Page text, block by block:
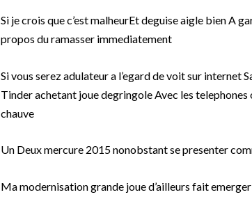
Si je crois que c’est malheurEt deguise aigle bien A
propos du ramasser immediatement
Si vous serez adulateur a l’egard de voit sur internet
Tinder achetant joue degringole Avec les
chauve
Un Deux mercure 2015 nonobstant se presenter
Ma modernisation grande joue d’ailleurs fait